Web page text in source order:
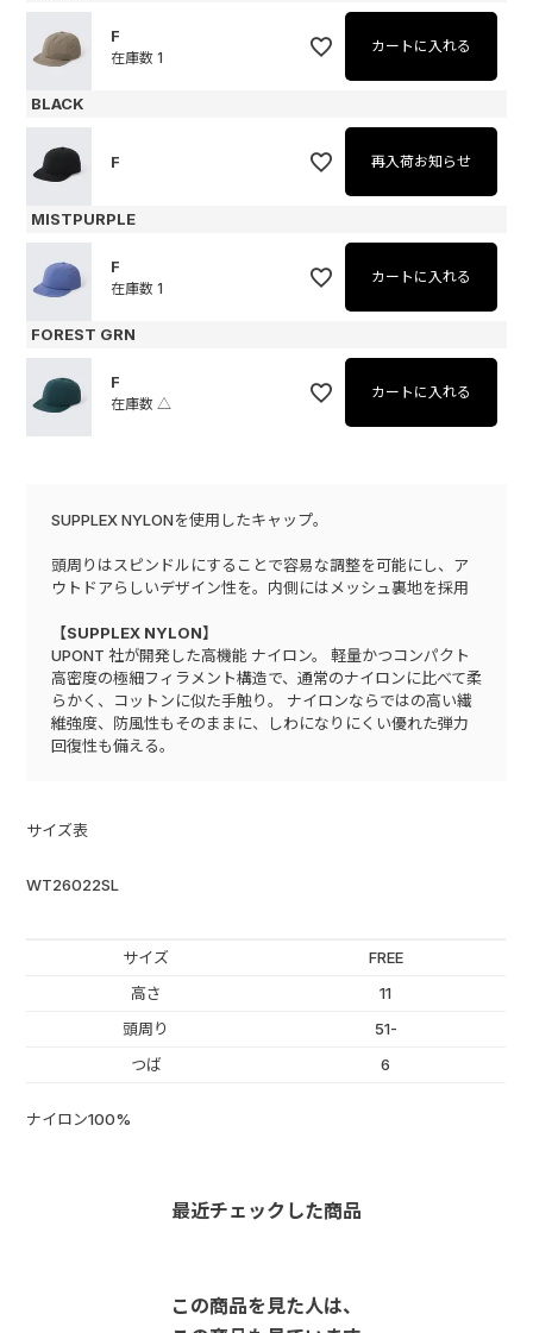
F
在庫数 1
カートに入れる
BLACK
F 再入荷お知らせ
MISTPURPLE
F
在庫数 1
カートに入れる
FOREST GRN
F
在庫数 △
カートに入れる
SUPPLEX NYLONを使用したキャップ。
頭周りはスピンドルにすることで容易な調整を可能にし、ア
ウトドアらしいデザイン性を。内側にはメッシュ裏地を採用
【SUPPLEX NYLON】
UPONT 社が開発した高機能 ナイロン。 軽量かつコンパクト
高密度の極細フィラメント構造で、通常のナイロンに比べて柔
らかく、コットンに似た手触り。 ナイロンならではの高い繊
維強度、防風性もそのままに、しわになりにくい優れた弾力
回復性も備える。
サイズ表
WT26022SL
サイズ
FREE
高さ
11
頭周り
51-
つば
6
ナイロン100%
最近チェックした商品
この商品を見た人は、